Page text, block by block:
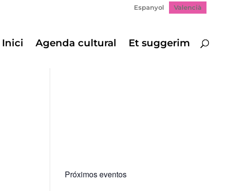
Espanyol Valencià
Inici Agenda cultural Et suggerim
Próximos eventos